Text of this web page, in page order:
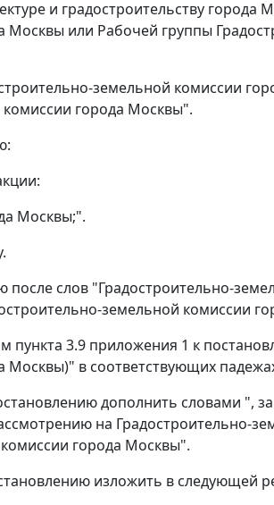
и градостроительству
Москвы или Рабочей группы
земельной комиссии
города Москвы".
Москвы;".
после слов "Градостроительно-
земельной комиссии
пункта 3.9 приложения 1 к
Москвы)" в соответствующих
дополнить словами ",
на Градостроительно-
города Москвы".
изложить в следующей